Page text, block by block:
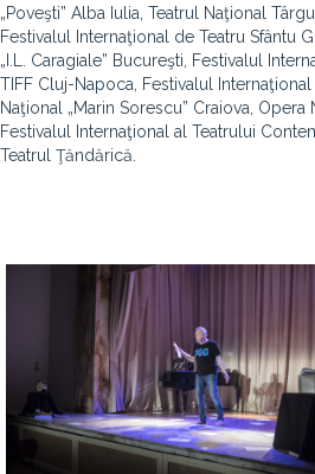
„Poveşti” Alba Iulia, Teatrul Naţional
Festivalul Internaţional de Teatru Sfântu
„I.L. Caragiale” Bucureşti, Festivalul
TIFF Cluj-Napoca, Festivalul Internaţional
Naţional „Marin Sorescu” Craiova, Opera
Festivalul Internaţional al Teatrului
Teatrul Ţăndărică.